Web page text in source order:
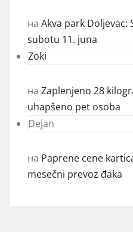
на Akva park Doljevac:
subotu 11. juna
Zoki
на Zaplenjeno 28
uhapšeno pet osoba
Dejan
на Paprene cene
mesečni prevoz đaka